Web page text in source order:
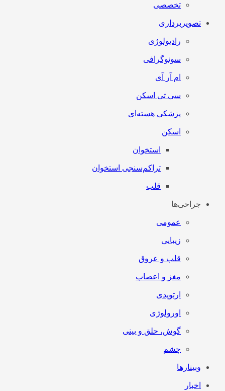
تخصصی
تصویربرداری
رادیولوژی
سونوگرافی
ام آر آی
سی تی اسکن
پزشکی هسته‌ای
اسکن
استخوان
تراکم‌سنجی استخوان
قلب
جراحی‌ها
عمومی
زیبایی
قلب و عروق
مغز و اعصاب
ارتوپدی
اورولوژی
گوش، حلق و بینی
چشم
وبینارها
اخبار